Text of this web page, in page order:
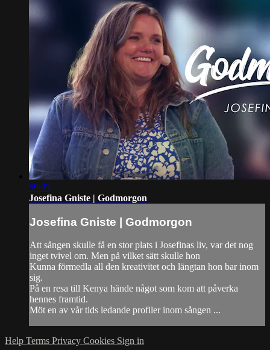
59:33
Josefina Gniste | Godmorgon
Josefina Gniste | Godmorgon
Att sången skulle få en stor plats i Josefinas liv, var det nog
inget tvivel om. Men på vilket sätt skulle hon
Kunna förmedla all den kreativitet och längtan hon bar inom
sig.
På en resa till Kenya hände något som kom att påverka
hennes framtid.
Möt en av vår tids ledande profiler inom sången ...
Help Terms Privacy Cookies Sign in